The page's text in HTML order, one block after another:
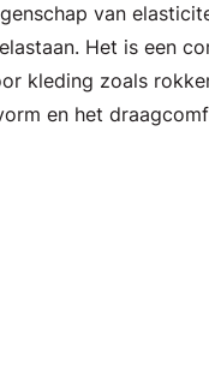
van
Het is een
kleding zoals
en het